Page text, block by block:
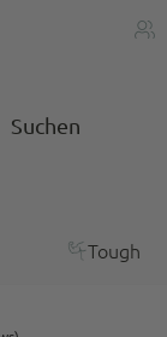
Suchen
Tough